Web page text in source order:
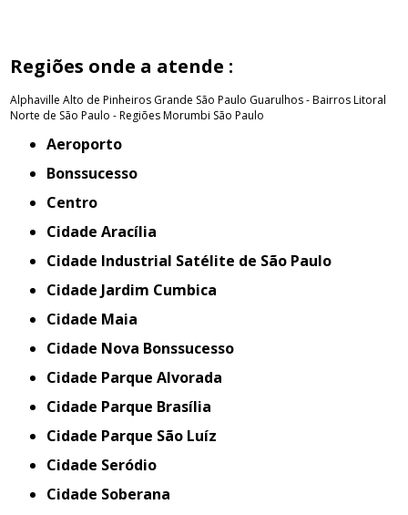
Regiões onde a atende :
Alphaville Alto de Pinheiros Grande São Paulo Guarulhos - BairrosLitoral
Norte de São Paulo - RegiõesMorumbi São Paulo
Aeroporto
Bonssucesso
Centro
Cidade Aracília
Cidade Industrial Satélite de São Paulo
Cidade Jardim Cumbica
Cidade Maia
Cidade Nova Bonssucesso
Cidade Parque Alvorada
Cidade Parque Brasília
Cidade Parque São Luíz
Cidade Seródio
Cidade Soberana